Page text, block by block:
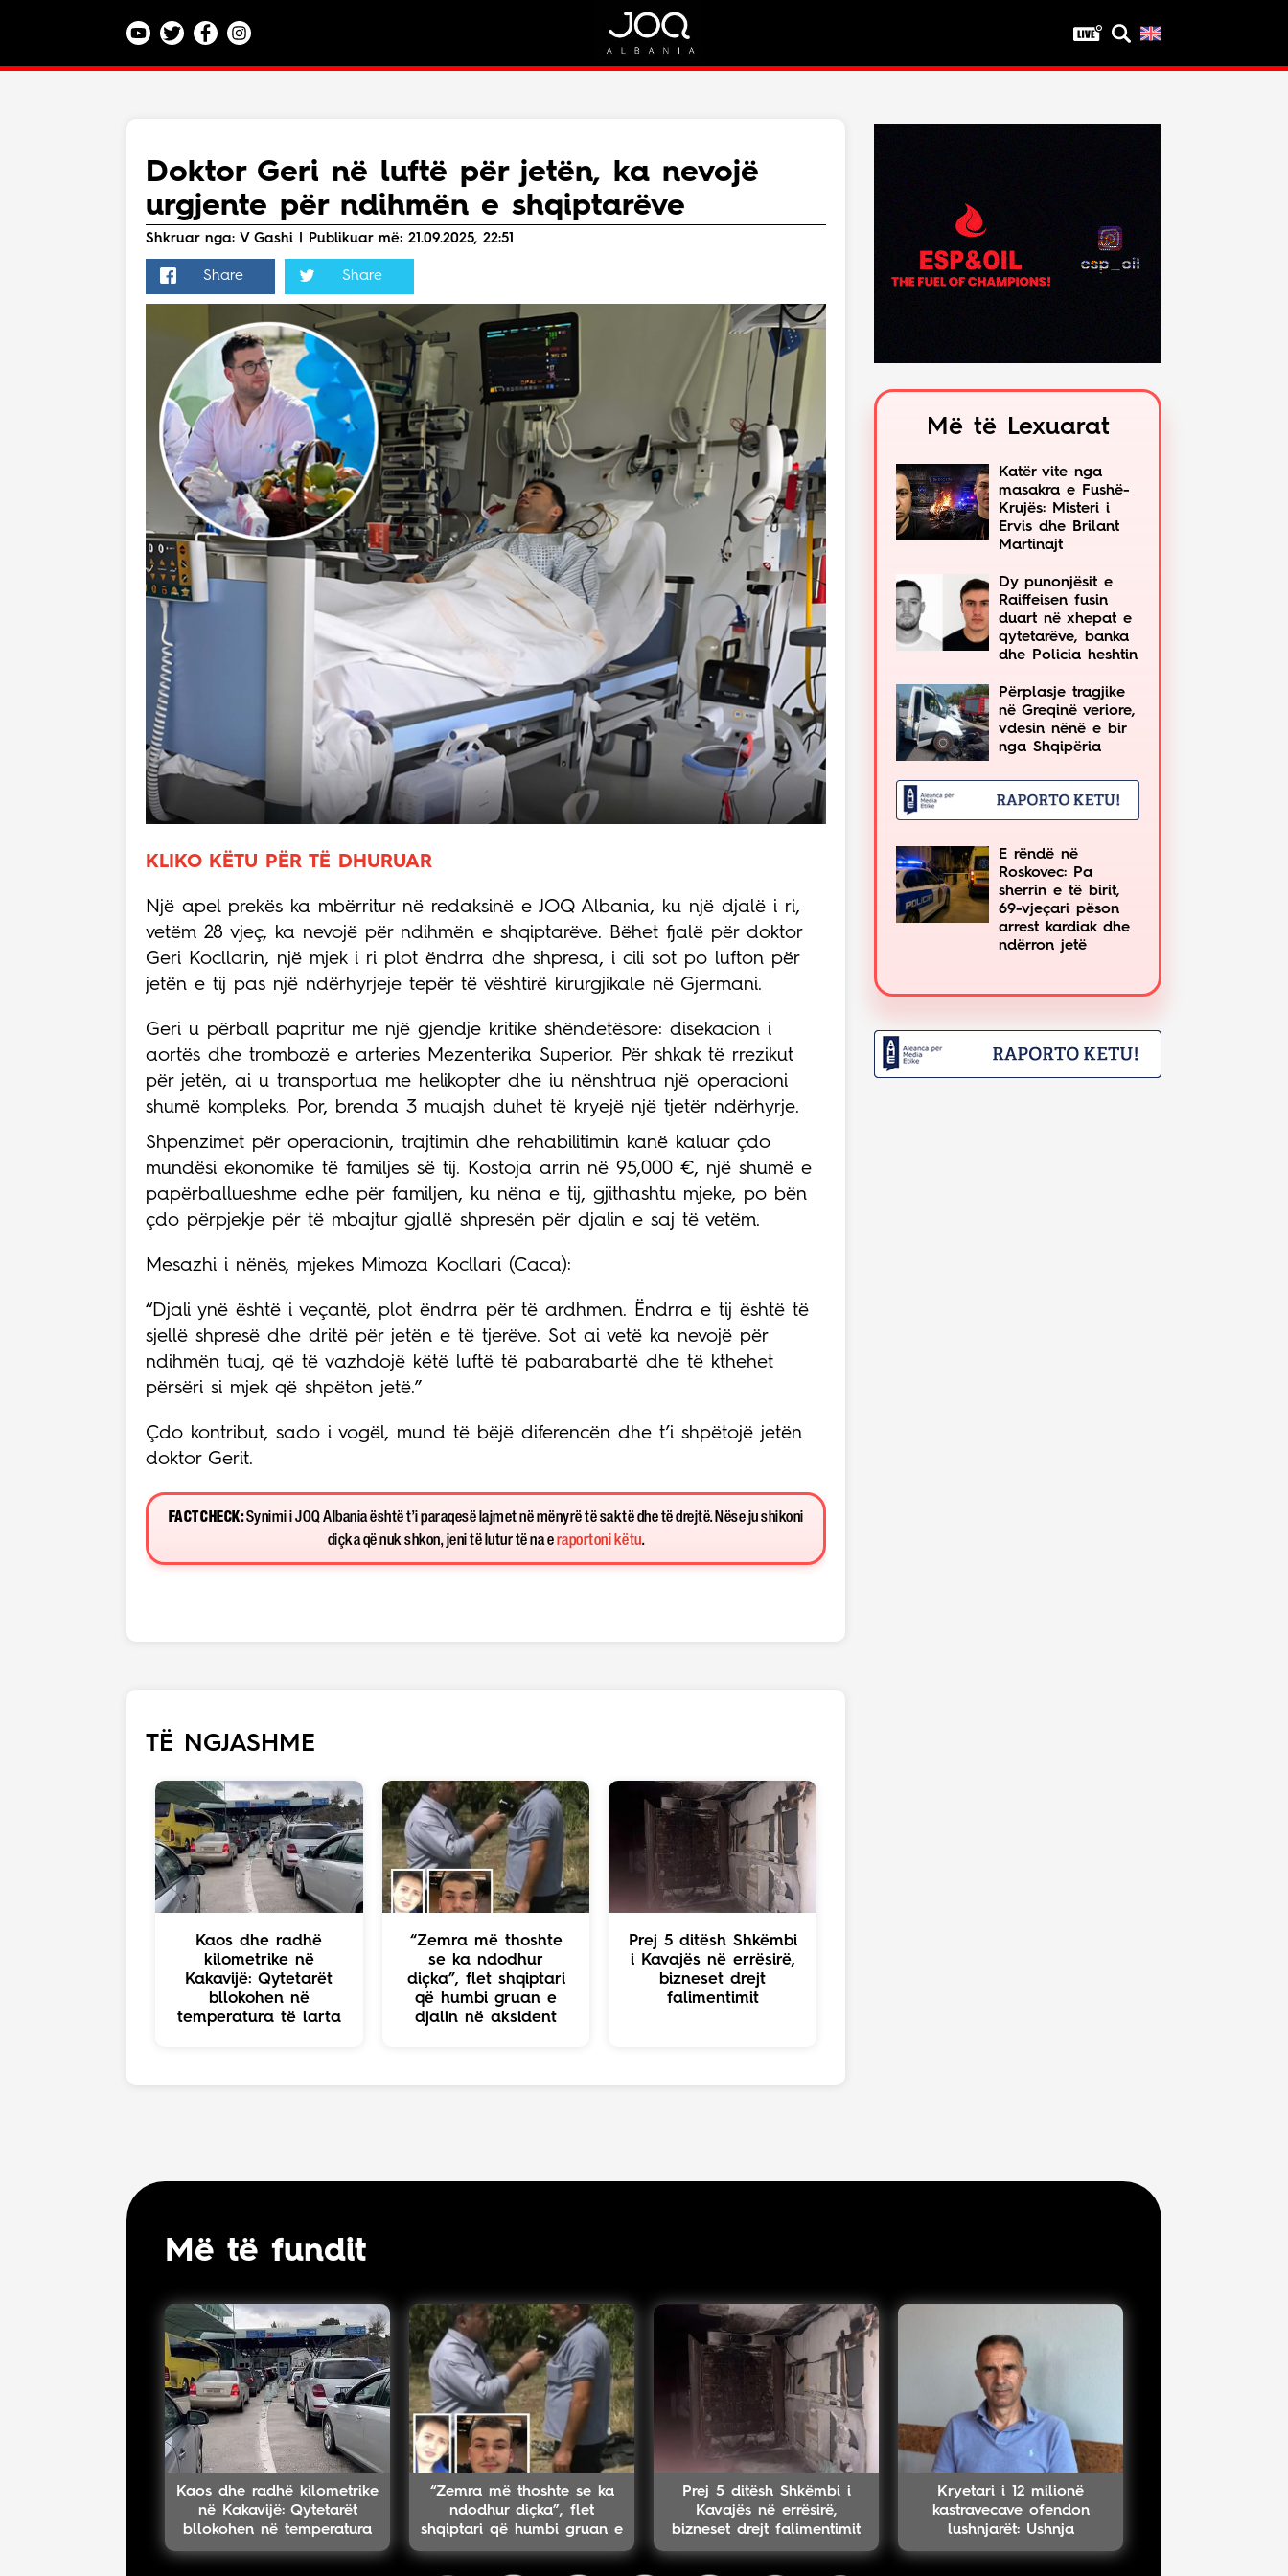
Lajme
Teknologji
Bota
Argëtim
Maqedoni
Puno me ne!
Live
Kontakt
Doktor Geri në luftë për jetën, ka nevojë
urgjente për ndihmën e shqiptarëve
Shkruar nga: V Gashi | Publikuar më: 21.09.2025, 22:51
Share Share
KLIKO KËTU PËR TË DHURUAR
Një apel prekës ka mbërritur në redaksinë e JOQ Albania, ku një djalë i ri,
vetëm 28 vjeç, ka nevojë për ndihmën e shqiptarëve. Bëhet fjalë për doktor
Geri Kocllarin, një mjek i ri plot ëndrra dhe shpresa, i cili sot po lufton për
jetën e tij pas një ndërhyrjeje tepër të vështirë kirurgjikale në Gjermani.
Geri u përball papritur me një gjendje kritike shëndetësore: disekacion i
aortës dhe trombozë e arteries Mezenterika Superior. Për shkak të rrezikut
për jetën, ai u transportua me helikopter dhe iu nënshtrua një operacioni
shumë kompleks. Por, brenda 3 muajsh duhet të kryejë një tjetër ndërhyrje.
Shpenzimet për operacionin, trajtimin dhe rehabilitimin kanë kaluar çdo
mundësi ekonomike të familjes së tij. Kostoja arrin në 95,000 €, një shumë e
papërballueshme edhe për familjen, ku nëna e tij, gjithashtu mjeke, po bën
çdo përpjekje për të mbajtur gjallë shpresën për djalin e saj të vetëm.
Mesazhi i nënës, mjekes Mimoza Kocllari (Caca):
“Djali ynë është i veçantë, plot ëndrra për të ardhmen. Ëndrra e tij është të
sjellë shpresë dhe dritë për jetën e të tjerëve. Sot ai vetë ka nevojë për
ndihmën tuaj, që të vazhdojë këtë luftë të pabarabartë dhe të kthehet
përsëri si mjek që shpëton jetë.”
Çdo kontribut, sado i vogël, mund të bëjë diferencën dhe t’i shpëtojë jetën
doktor Gerit.
FACT CHECK:Synimi i JOQ Albania është t’i paraqesë lajmet në mënyrë të saktë dhe të drejtë. Nëse ju shikoni
diçka që nuk shkon, jeni të lutur të na e raportoni këtu.
TË NGJASHME
Kaos dhe radhë
kilometrike në
Kakavijë: Qytetarët
bllokohen në
temperatura të larta
“Zemra më thoshte
se ka ndodhur
diçka”, flet shqiptari
që humbi gruan e
djalin në aksident
Prej 5 ditësh Shkëmbi
i Kavajës në errësirë,
bizneset drejt
falimentimit
Më të Lexuarat
Katër vite nga
masakra e Fushë-
Krujës: Misteri i
Ervis dhe Brilant
Martinajt
Dy punonjësit e
Raiffeisen fusin
duart në xhepat e
qytetarëve, banka
dhe Policia heshtin
Përplasje tragjike
në Greqinë veriore,
vdesin nënë e bir
nga Shqipëria
E rëndë në
Roskovec: Pa
sherrin e të birit,
69-vjeçari pëson
arrest kardiak dhe
ndërron jetë
Më të fundit
Kaos dhe radhë kilometrike
në Kakavijë: Qytetarët
bllokohen në temperatura
të larta
“Zemra më thoshte se ka
ndodhur diçka”, flet
shqiptari që humbi gruan e
djalin në aksident
Prej 5 ditësh Shkëmbi i
Kavajës në errësirë,
bizneset drejt falimentimit
Kryetari i 12 milionë
kastravecave ofendon
lushnjarët: Ushnja